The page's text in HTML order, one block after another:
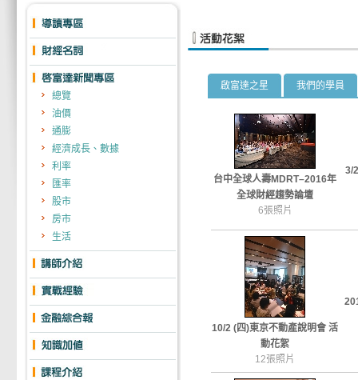
總覽
油價
通膨
經濟成長、數據
利率
匯率
股市
房市
生活
啟富達之星 我們的學員
台中全球人壽MDRT–2016年
全球財經趨勢論壇
6張照片
3/
10/2 (四)東京不動產說明會 活
動花絮
12張照片